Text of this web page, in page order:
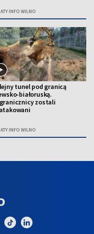
INFO WILNO
tunel pod granicą
białoruską.
zostali
INFO WILNO